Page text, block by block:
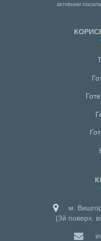
активним
м.
(3й поверх,